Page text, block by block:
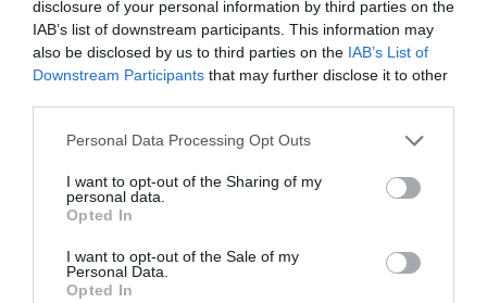
disclosure of your personal information by third parties on the
IAB’s list of downstream participants. This information may
also be disclosed by us to third parties on the IAB’s List of
Downstream Participants that may further disclose it to other
Personal Data Processing Opt Outs
I want to opt-out of the Sharing of my
personal data.
Opted In
I want to opt-out of the Sale of my
Personal Data.
Opted In
NOUS SOUTENIR